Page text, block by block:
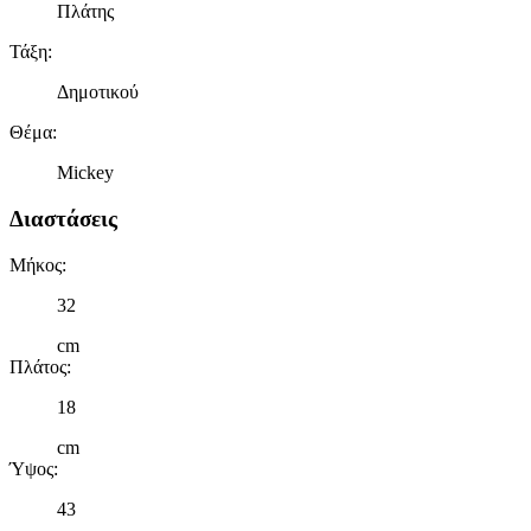
Πλάτης
Τάξη:
Δημοτικού
Θέμα:
Mickey
Διαστάσεις
Μήκος:
32
cm
Πλάτος:
18
cm
Ύψος:
43